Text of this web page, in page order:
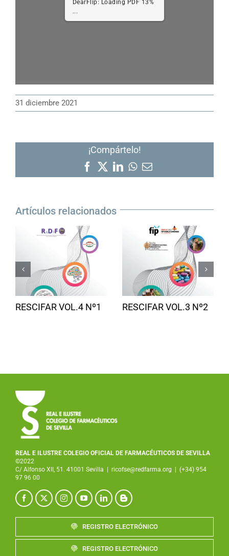
DearFlip: Loading PDF 19%
...
31 diciembre 2021
¡Compártelo!
Facebook
X LinkedIn
WhatsApp
Correo
electrónico
Artículos relacionados
RESCIFAR VOL.4 Nº1 RESCIFAR VOL.3 Nº2
REAL E ILUSTRE COLEGIO OFICIAL DE FARMACÉUTICOS DE SEVILLA
©2022
C/ Alfonso XII, 51. 41001 Sevilla
ricofse@redfarma.org
(+34) 954
97 96 00
REGISTRO ELECTRÓNICO
REGISTRO ELECTRÓNICO